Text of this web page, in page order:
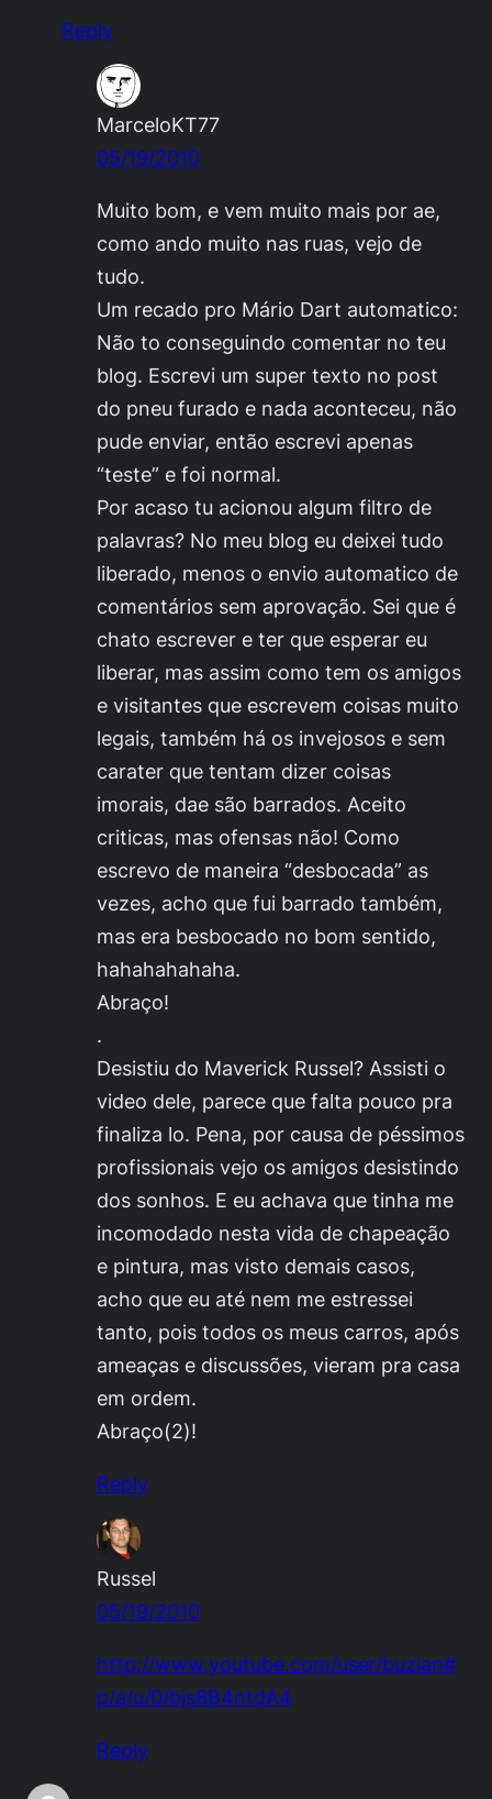
Reply
MarceloKT77
05/19/2010
Muito bom, e vem muito mais por ae,
como ando muito nas ruas, vejo de
tudo.
Um recado pro Mário Dart automatico:
Não to conseguindo comentar no teu
blog. Escrevi um super texto no post
do pneu furado e nada aconteceu, não
pude enviar, então escrevi apenas
“teste” e foi normal.
Por acaso tu acionou algum filtro de
palavras? No meu blog eu deixei tudo
liberado, menos o envio automatico de
comentários sem aprovação. Sei que é
chato escrever e ter que esperar eu
liberar, mas assim como tem os amigos
e visitantes que escrevem coisas muito
legais, também há os invejosos e sem
carater que tentam dizer coisas
imorais, dae são barrados. Aceito
criticas, mas ofensas não! Como
escrevo de maneira “desbocada” as
vezes, acho que fui barrado também,
mas era besbocado no bom sentido,
hahahahahaha.
Abraço!
.
Desistiu do Maverick Russel? Assisti o
video dele, parece que falta pouco pra
finaliza lo. Pena, por causa de péssimos
profissionais vejo os amigos desistindo
dos sonhos. E eu achava que tinha me
incomodado nesta vida de chapeação
e pintura, mas visto demais casos,
acho que eu até nem me estressei
tanto, pois todos os meus carros, após
ameaças e discussões, vieram pra casa
em ordem.
Abraço(2)!
Reply
Russel
05/19/2010
http://www.youtube.com/user/buzian#
p/a/u/0/bjs8B4ntdA4
Reply